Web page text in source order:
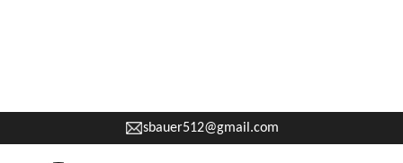
sbauer512@gmail.com